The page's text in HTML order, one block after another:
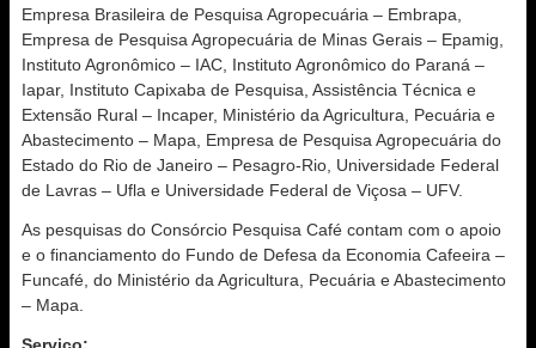
Empresa Brasileira de Pesquisa Agropecuária – Embrapa,
Empresa de Pesquisa Agropecuária de Minas Gerais – Epamig,
Instituto Agronômico – IAC, Instituto Agronômico do Paraná –
Iapar, Instituto Capixaba de Pesquisa, Assistência Técnica e
Extensão Rural – Incaper, Ministério da Agricultura, Pecuária e
Abastecimento – Mapa, Empresa de Pesquisa Agropecuária do
Estado do Rio de Janeiro – Pesagro-Rio, Universidade Federal
de Lavras – Ufla e Universidade Federal de Viçosa – UFV.
As pesquisas do Consórcio Pesquisa Café contam com o apoio
e o financiamento do Fundo de Defesa da Economia Cafeeira –
Funcafé, do Ministério da Agricultura, Pecuária e Abastecimento
– Mapa.